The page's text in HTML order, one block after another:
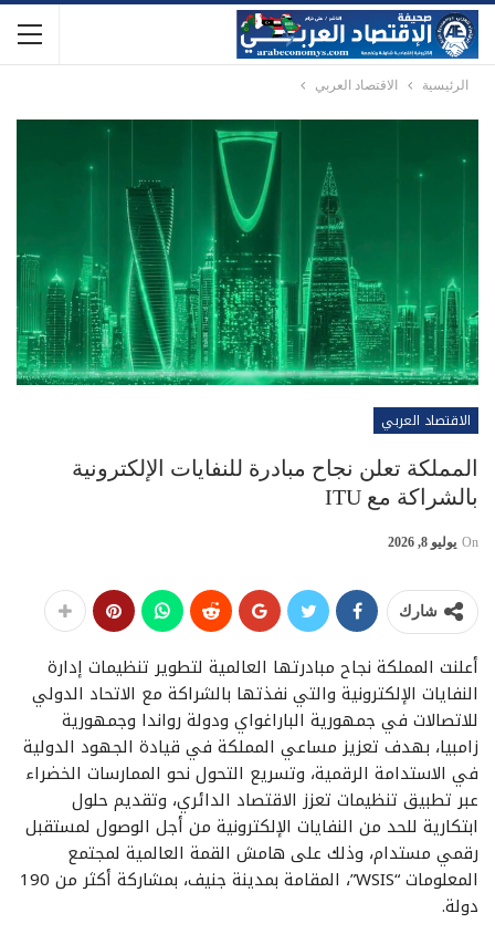
الرئيسية الاقتصاد العربي
الاقتصاد العربي
المملكة تعلن نجاح مبادرة للنفايات الإلكترونية
بالشراكة مع ITU
On يوليو 8, 2026
شارك
أعلنت المملكة نجاح مبادرتها العالمية لتطوير تنظيمات إدارة
النفايات الإلكترونية والتي نفذتها بالشراكة مع الاتحاد الدولي
للاتصالات في جمهورية الباراغواي ودولة رواندا وجمهورية
زامبيا، بهدف تعزيز مساعي المملكة في قيادة الجهود الدولية
في الاستدامة الرقمية، وتسريع التحول نحو الممارسات الخضراء
عبر تطبيق تنظيمات تعزز الاقتصاد الدائري، وتقديم حلول
ابتكارية للحد من النفايات الإلكترونية من أجل الوصول لمستقبل
رقمي مستدام، وذلك على هامش القمة العالمية لمجتمع
المعلومات “WSIS”، المقامة بمدينة جنيف، بمشاركة أكثر من 190
دولة.